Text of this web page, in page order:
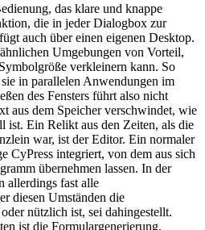
das klare und knappe
die in jeder Dialogbox zur
auch über einen eigenen Desktop.
Umgebungen von Vorteil,
verkleinern kann. So
in parallelen Anwendungen im
des Fensters führt also nicht
aus dem Speicher verschwindet, wie
ist. Ein Relikt aus den Zeiten, als die
war, ist der Editor. Ein normaler
CyPress integriert, von dem aus sich
übernehmen lassen. In der
allerdings fast alle
diesen Umständen die
nützlich ist, sei dahingestellt.
ist die Formulargenerierung.